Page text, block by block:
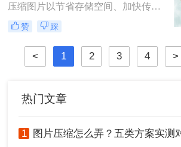
压缩图片以节省存储空间、加快传输
速度或满足特定的上传要求。那么图
片怎么压缩呢？本文将介绍四种图片
压缩方法，帮助您更好地进行图片压
赞 踩
< 1 2 3 4 >
热门文章
1 图片压缩怎么弄？五类方案实测对比，一